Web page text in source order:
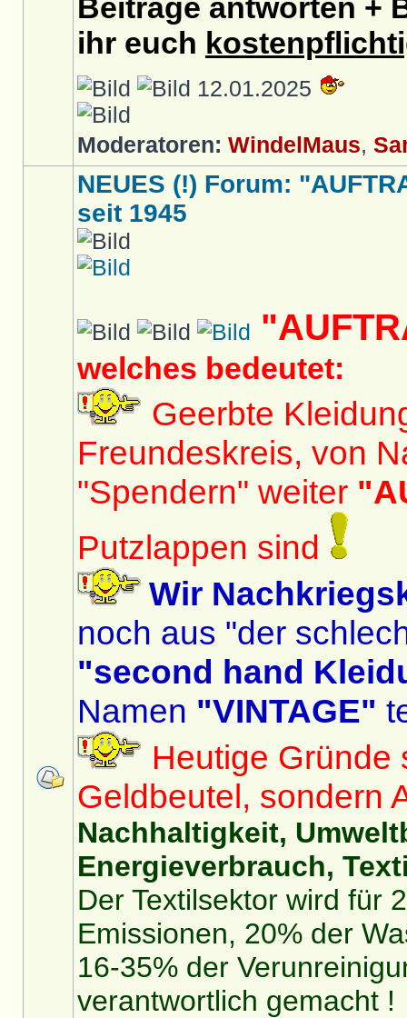
Beiträge antworten +
ihr euch
12.01.2025
Moderatoren: WindelMaus,
NEUES (!) Forum:
seit 1945
welches bedeutet:
Geerbte
Freundeskreis, von
"Spendern" weiter
Putzlappen sind
Wir
noch aus "der
"second hand
Namen "VINTAGE"
Heutige Gründe
Geldbeutel, sondern
Nachhaltigkeit,
Energieverbrauch,
Der Textilsektor wird für
Emissionen, 20% der
16-35% der
verantwortlich gemacht !